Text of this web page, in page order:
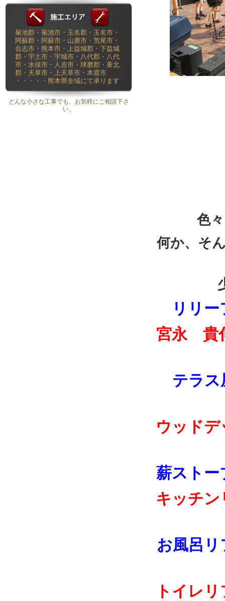
色
何か、そ
リリ
宮永 貴
テラス
ウッド
薪ストー
キッチ
お風呂
トイレ
菊池郡・菊池市・玉名郡・玉名市・
阿蘇郡・阿蘇市・山鹿市・荒尾市・
合志市・熊本市・上益城郡・下益城
郡・宇土市・宇城市・八代郡・八代
市・水俣市・人吉市・球磨郡・葦北
郡・天草市・上天草市・本渡市
・・・・・熊本県全域にて承ります
どんな小さな工事でも、お気軽にご相談下さ
い。